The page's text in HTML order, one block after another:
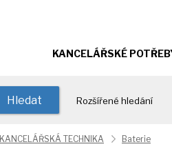
KANCELÁŘSKÉ
Hledat Rozšířené hledání
KANCELÁŘSKÁ TECHNIKA Baterie